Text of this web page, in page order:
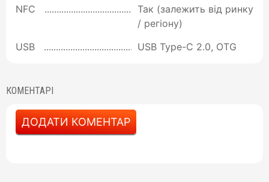
NFC
Так (залежить від ринку
/ регіону)
USB
USB Type-C 2.0, OTG
КОМЕНТАРІ
ДОДАТИ КОМЕНТАР